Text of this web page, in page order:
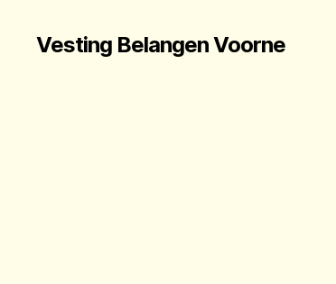
Vesting Belangen Voorne